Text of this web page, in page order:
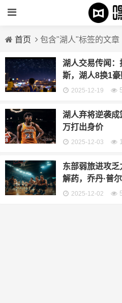
首页 包含"湖人"标签的文章
湖人交易传闻：
斯，湖人8换1
2025-12-19
湖人弃将逆袭
万打出身价
2025-12-03
东部弱旅进攻
解药，乔丹·普
2025-12-02